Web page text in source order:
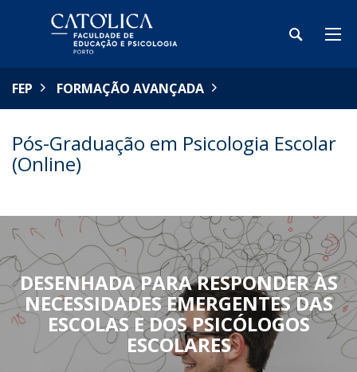
FEP FORMAÇÃO AVANÇADA
Pós-Graduação em Psicologia Escolar
(Online)
DESENHADA PARA RESPONDER ÀS
NECESSIDADES EMERGENTES DAS
ESCOLAS E DOS PSICÓLOGOS
ESCOLARES